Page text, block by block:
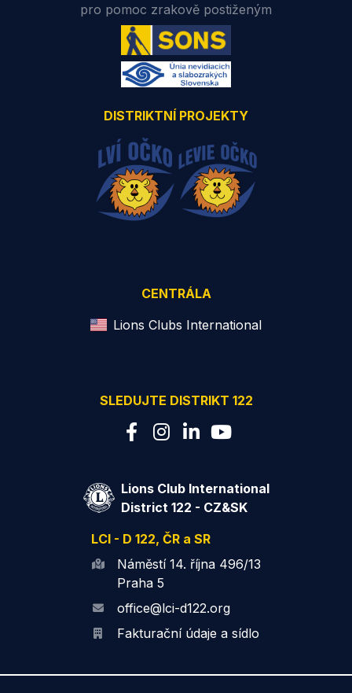
pro pomoc zrakově postiženým
DISTRIKTNÍ PROJEKTY
CENTRÁLA
Lions Clubs International
SLEDUJTE DISTRIKT 122
Lions Club International
District 122 - CZ&SK
LCI - D 122, ČR a SR
Náměstí 14. října 496/13
Praha 5
office@lci-d122.org
Fakturační údaje a sídlo